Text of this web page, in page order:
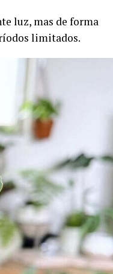
luz, mas de forma
limitados.